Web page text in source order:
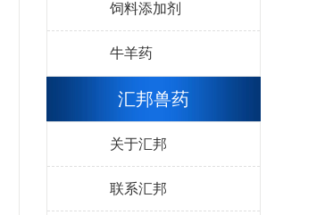
饲料添加剂
牛羊药
汇邦兽药
关于汇邦
联系汇邦